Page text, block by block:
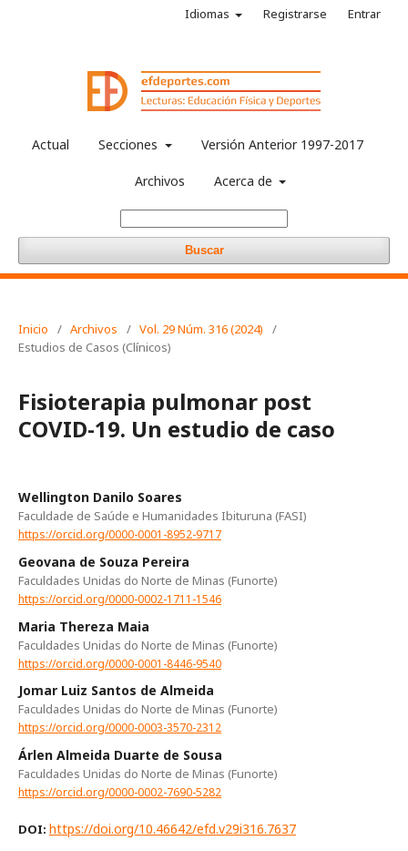
Actual Secciones Versión Anterior 1997-2017
Archivos Acerca de
Buscar
Idiomas Registrarse Entrar
Inicio / Archivos / Vol. 29 Núm. 316 (2024)
/
Estudios de Casos (Clínicos)
Fisioterapia pulmonar post
COVID-19. Un estudio de caso
Wellington Danilo Soares
Faculdade de Saúde e Humanidades Ibituruna (FASI)
https://orcid.org/0000-0001-8952-9717
Geovana de Souza Pereira
Faculdades Unidas do Norte de Minas (Funorte)
https://orcid.org/0000-0002-1711-1546
Maria Thereza Maia
Faculdades Unidas do Norte de Minas (Funorte)
https://orcid.org/0000-0001-8446-9540
Jomar Luiz Santos de Almeida
Faculdades Unidas do Norte de Minas (Funorte)
https://orcid.org/0000-0003-3570-2312
Árlen Almeida Duarte de Sousa
Faculdades Unidas do Norte de Minas (Funorte)
https://orcid.org/0000-0002-7690-5282
DOI: https://doi.org/10.46642/efd.v29i316.7637